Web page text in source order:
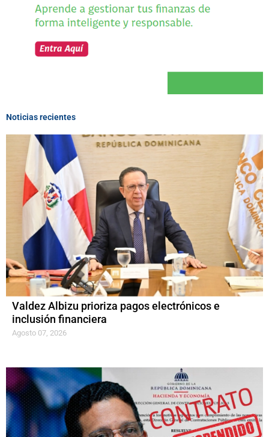
Noticias recientes
Valdez Albizu prioriza pagos electrónicos e
inclusión financiera
Agosto 07, 2026